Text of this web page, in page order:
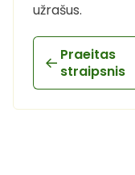
užrašus.
Praeitas
straipsnis